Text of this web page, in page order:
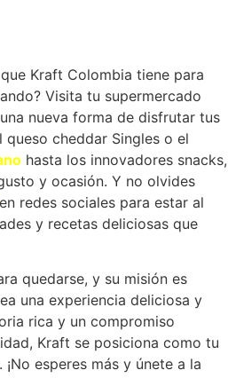
Kraft Colombia tiene para
Visita tu supermercado
nueva forma de disfrutar tus
cheddar Singles o el
hasta los innovadores snacks,
y ocasión. Y no olvides
en redes sociales para estar al
y recetas deliciosas que
quedarse, y su misión es
una experiencia deliciosa y
rica y un compromiso
Kraft se posiciona como tu
esperes más y únete a la